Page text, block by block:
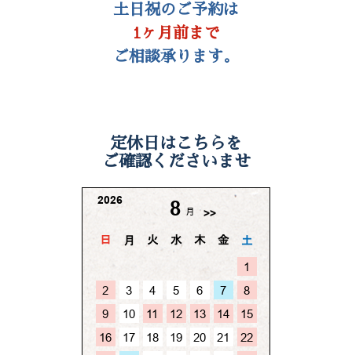
土日祝のご予約は
1ヶ月前まで
ご相談承ります。
定休日はこちらを
ご確認くださいませ